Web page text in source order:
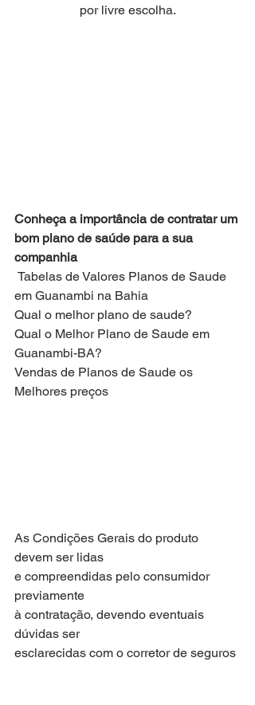
por livre escolha.
Conheça a importância de contratar um
bom plano de saúde para a sua
companhia
em Guanambi na Bahia
Qual o melhor plano de saude?
Qual o Melhor Plano de Saude em
Guanambi-BA?
Vendas de Planos de Saude os
Melhores preços
As Condições Gerais do produto
devem ser lidas
e compreendidas pelo consumidor
previamente
à contratação, devendo eventuais
dúvidas ser
esclarecidas com o corretor de seguros